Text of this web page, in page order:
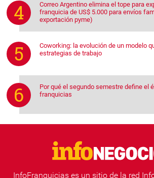
Correo Argentino elimina el tope para
franquicia de US$ 5.000 para envíos
exportación pyme)
Coworking: la evolución de un modelo
estrategias de trabajo
Por qué el segundo semestre define el
franquicias
InfoFranquicias es un sitio de la red